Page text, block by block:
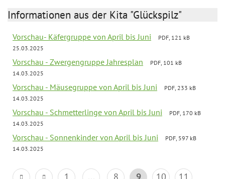
Informationen aus der Kita "Glückspilz"
Vorschau- Käfergruppe von April bis Juni
PDF, 121 kB
25.03.2025
Vorschau - Zwergengruppe Jahresplan
PDF, 101 kB
14.03.2025
Vorschau - Mäusegruppe von April bis Juni
PDF, 233 kB
14.03.2025
Vorschau - Schmetterlinge von April bis Juni
PDF, 170 kB
14.03.2025
Vorschau - Sonnenkinder von April bis Juni
PDF, 597 kB
14.03.2025